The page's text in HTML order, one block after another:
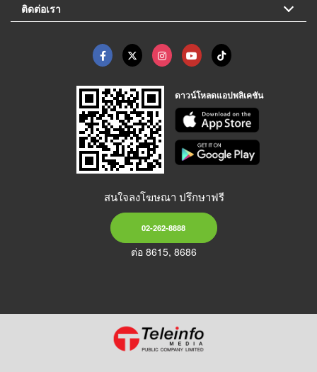
ติดต่อเรา
ดาวน์โหลดแอปพลิเคชัน
สนใจลงโฆษณา ปรึกษาฟรี
02-262-8888
ต่อ 8615, 8686